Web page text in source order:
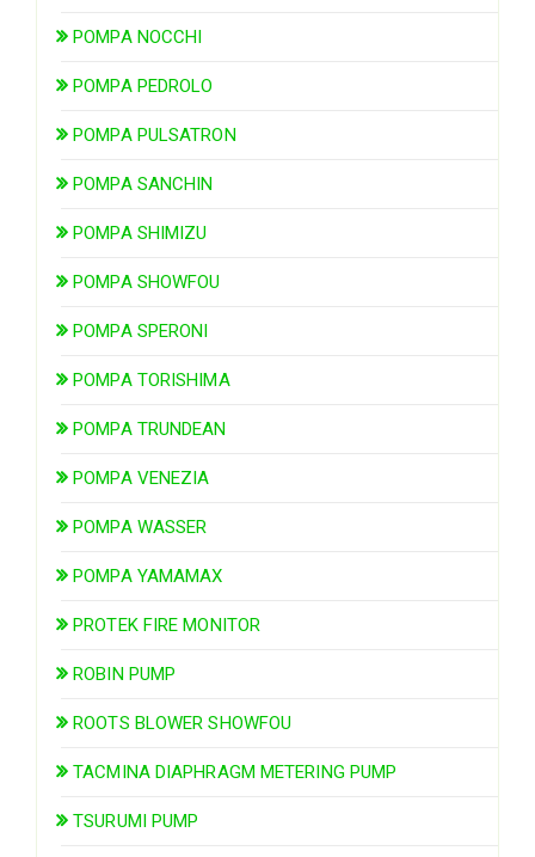
POMPA NOCCHI
POMPA PEDROLO
POMPA PULSATRON
POMPA SANCHIN
POMPA SHIMIZU
POMPA SHOWFOU
POMPA SPERONI
POMPA TORISHIMA
POMPA TRUNDEAN
POMPA VENEZIA
POMPA WASSER
POMPA YAMAMAX
PROTEK FIRE MONITOR
ROBIN PUMP
ROOTS BLOWER SHOWFOU
TACMINA DIAPHRAGM METERING PUMP
TSURUMI PUMP